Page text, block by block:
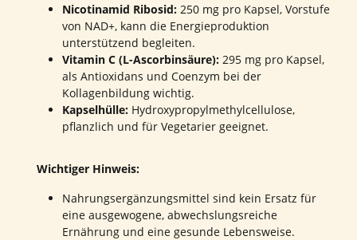
Nicotinamid Ribosid: 250 mg pro Kapsel, Vorstufe
von NAD+, kann die Energieproduktion
unterstützend begleiten.
Vitamin C (L-Ascorbinsäure): 295 mg pro Kapsel,
als Antioxidans und Coenzym bei der
Kollagenbildung wichtig.
Kapselhülle: Hydroxypropylmethylcellulose,
pflanzlich und für Vegetarier geeignet.
Wichtiger Hinweis:
Nahrungsergänzungsmittel sind kein Ersatz für
eine ausgewogene, abwechslungsreiche
Ernährung und eine gesunde Lebensweise.